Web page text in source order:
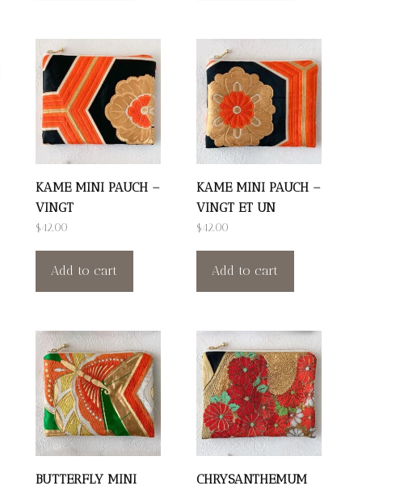
KAME MINI PAUCH –
VINGT
$42.00
Add to cart
KAME MINI PAUCH –
VINGT ET UN
$42.00
Add to cart
BUTTERFLY MINI
CHRYSANTHEMUM